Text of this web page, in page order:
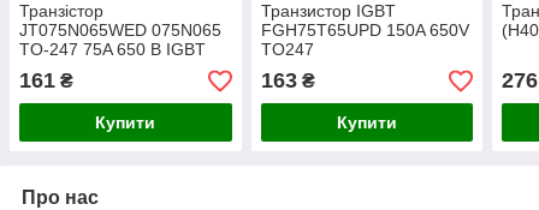
Транзістор
JT075N065WED 075N065
TO-247 75A 650 В IGBT
161 ₴
Купити
Транзистор IGBT
FGH75T65UPD 150A 650V
TO247
163₴
Купити
276
Про нас